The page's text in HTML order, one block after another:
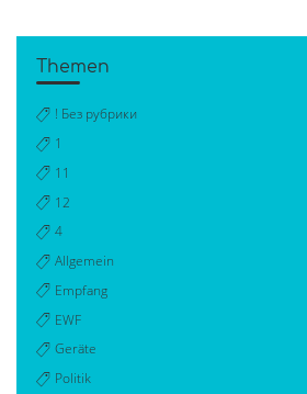
Themen
! Без рубрики
1
11
12
4
Allgemein
Empfang
EWF
Geräte
Politik